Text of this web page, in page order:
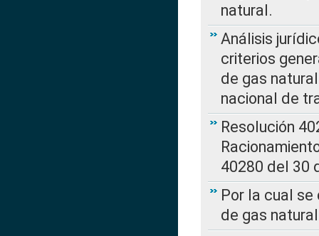
natural.
Análisis
criterios
de gas
nacional de
Resolución
40280 del 30
Por la cual
de gas natural